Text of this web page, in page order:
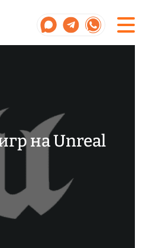
на Unreal